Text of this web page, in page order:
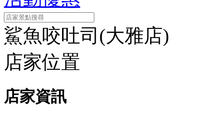
鯊魚咬吐司(大雅店)
店家位置
店家資訊